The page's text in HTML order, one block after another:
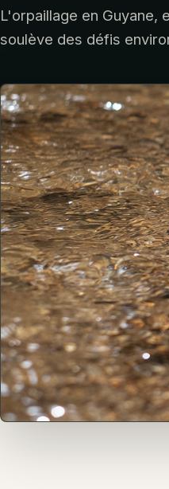
L'orpaillage en Guyane,
soulève des défis